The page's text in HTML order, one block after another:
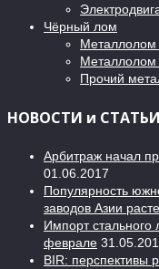
Чёрный лом
Металлолом
Металлолом
Прочий
НОВОСТИ и СТАТЬИ
Арбитраж начал
01.06.2017
Популярность
заводов Азии
Импорт
феврале
BIR: перспективы